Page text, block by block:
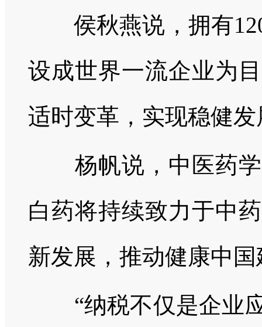
侯秋燕说，拥有120
设成世界一流企业为
适时变革，实现稳健发
杨帆说，中医药学
白药将持续致力于中
新发展，推动健康中
“纳税不仅是企业应